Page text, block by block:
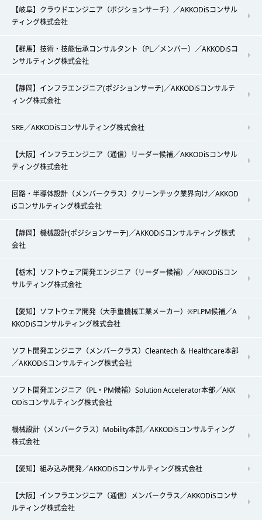
【岐阜】クラウドエンジニア（ポジションサーチ）／AKKODiSコンサル
ティング株式会社
【群馬】技術・技能伝承コンサルタント（PL／メンバー）／AKKODiSコ
ンサルティング株式会社
【静岡】インフラエンジニア(ポジションサーチ)／AKKODiSコンサルテ
ィング株式会社
SRE／AKKODiSコンサルティング株式会社
【大阪】インフラエンジニア（通信）リーダー候補／AKKODiSコンサル
ティング株式会社
回路・半導体設計（メンバークラス）クリーンテック業界向け／AKKOD
iSコンサルティング株式会社
【静岡】機械設計(ポジションサーチ)／AKKODiSコンサルティング株式
会社
【栃木】ソフトウェア開発エンジニア（リーダー候補）／AKKODiSコン
サルティング株式会社
【愛知】ソフトウェア開発（大手重機械工業メーカー）※PLPM候補／A
KKODiSコンサルティング株式会社
ソフト開発エンジニア（メンバークラス）Cleantech ＆ Healthcare本部
／AKKODiSコンサルティング株式会社
ソフト開発エンジニア（PL・PM候補）Solution Accelerator本部／AKK
ODiSコンサルティング株式会社
機械設計（メンバークラス）Mobility本部／AKKODiSコンサルティング
株式会社
【愛知】組み込み開発／AKKODiSコンサルティング株式会社
【大阪】インフラエンジニア（通信）メンバークラス／AKKODiSコンサ
ルティング株式会社